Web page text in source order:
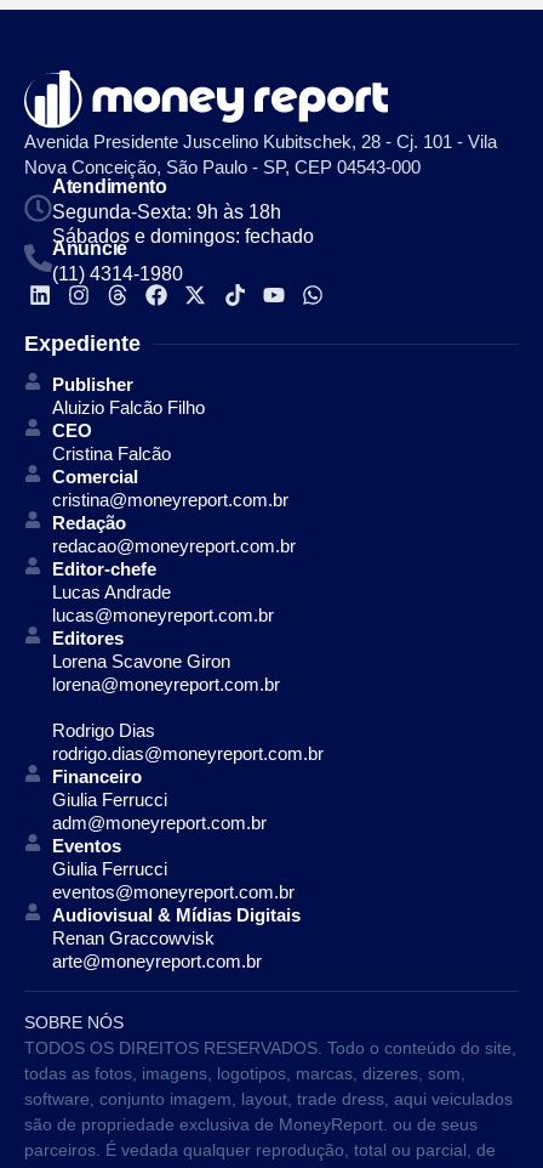
Avenida Presidente Juscelino Kubitschek, 28 - Cj. 101 - Vila
Nova Conceição, São Paulo - SP, CEP 04543-000
Atendimento
Segunda-Sexta: 9h às 18h
Sábados e domingos: fechado
Anuncie
(11) 4314-1980
Expediente
Publisher
Aluizio Falcão Filho
CEO
Cristina Falcão
Comercial
cristina@moneyreport.com.br
Redação
redacao@moneyreport.com.br
Editor-chefe
Lucas Andrade
lucas@moneyreport.com.br
Editores
Lorena Scavone Giron
lorena@moneyreport.com.br
Rodrigo Dias
rodrigo.dias@moneyreport.com.br
Financeiro
Giulia Ferrucci
adm@moneyreport.com.br
Eventos
Giulia Ferrucci
eventos@moneyreport.com.br
Audiovisual & Mídias Digitais
Renan Graccowvisk
arte@moneyreport.com.br
SOBRE NÓS
TODOS OS DIREITOS RESERVADOS. Todo o conteúdo do site,
todas as fotos, imagens, logotipos, marcas, dizeres, som,
software, conjunto imagem, layout, trade dress, aqui veiculados
são de propriedade exclusiva de MoneyReport. ou de seus
parceiros. É vedada qualquer reprodução, total ou parcial, de